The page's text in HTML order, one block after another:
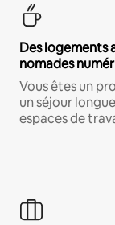
Des logements
nomades
Vous êtes un
un séjour
espaces de